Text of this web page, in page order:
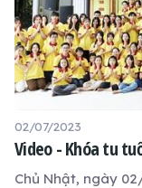
02/07/2023
Video - Khóa tu
Chủ Nhật, ngày